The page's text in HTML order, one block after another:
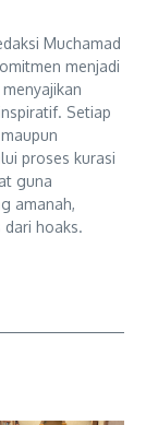
Muchamad
menjadi
Setiap
proses kurasi
guna
amanah,
dari hoaks.